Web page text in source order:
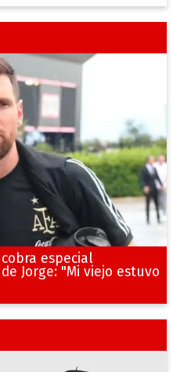
especial
Jorge: "Mi viejo estuvo